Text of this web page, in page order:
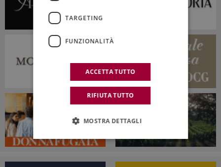
TARGETING
FUNZIONALITÀ
ACCETTA TUTTO
RIFIUTA TUTTO
MOSTRA DETTAGLI